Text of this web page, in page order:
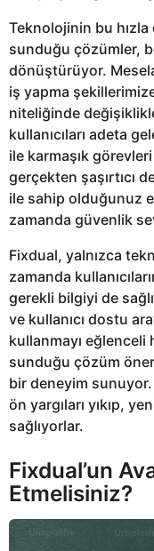
Teknolojinin bu
sunduğu çözümler,
dönüştürüyor.
iş yapma
niteliğinde
kullanıcıları adeta
ile karmaşık
gerçekten şaşırtıcı
ile sahip olduğunuz
zamanda güvenlik
Fixdual, yalnızca
zamanda
gerekli bilgiyi de
ve kullanıcı dostu
kullanmayı eğlenceli
sunduğu çözüm
bir deneyim
ön yargıları yıkıp,
sağlıyorlar.
Fixdual’un
Etmelisiniz?